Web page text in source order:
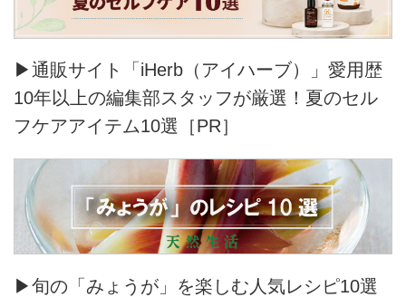
▶通販サイト「iHerb（アイハーブ）」愛用歴
10年以上の編集部スタッフが厳選！夏のセル
フケアアイテム10選［PR］
▶旬の「みょうが」を楽しむ人気レシピ10選